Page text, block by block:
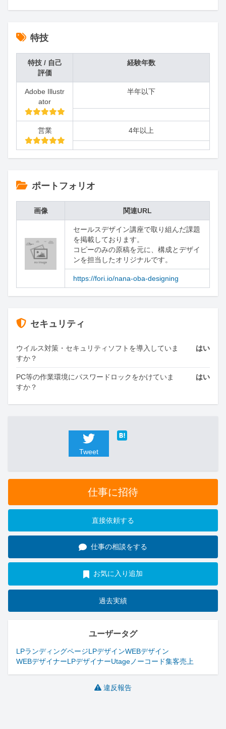
特技
特技 / 自己
評価
経験年数
Adobe Illustr
ator
半年以下
営業 4年以上
ポートフォリオ
画像 関連URL
セールスデザイン講座で取り組んだ課題
を掲載しております。
コピーのみの原稿を元に、構成とデザイ
ンを担当したオリジナルです。
https://fori.io/nana-oba-designing
セキュリティ
ウイルス対策・セキュリティソフトを導入していま
すか？
はい
PC等の作業環境にパスワードロックをかけていま
すか？
はい
Tweet
仕事に招待
直接依頼する
仕事の相談をする
お気に入り追加
過去実績
ユーザータグ
LPランディングページLPデザインWEBデザイン
WEBデザイナーLPデザイナーUtage ノーコード集客売上
違反報告